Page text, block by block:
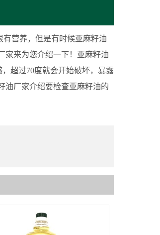
营养，但是有时候亚麻籽油
家来为您介绍一下！亚麻籽油
超过70度就会开始破坏，暴露
油厂家介绍要检查亚麻籽油的